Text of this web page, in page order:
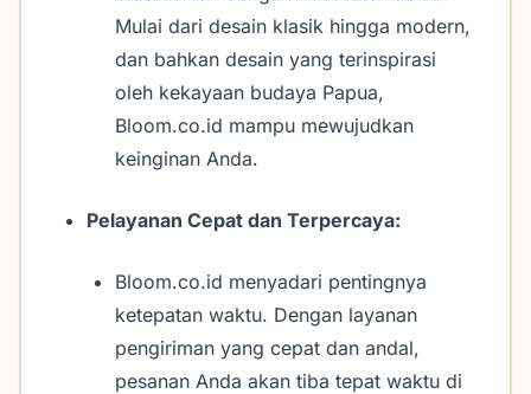
Mulai dari desain klasik hingga modern,
dan bahkan desain yang terinspirasi
oleh kekayaan budaya Papua,
Bloom.co.id mampu mewujudkan
keinginan Anda.
Pelayanan Cepat dan Terpercaya:
Bloom.co.id menyadari pentingnya
ketepatan waktu. Dengan layanan
pengiriman yang cepat dan andal,
pesanan Anda akan tiba tepat waktu di